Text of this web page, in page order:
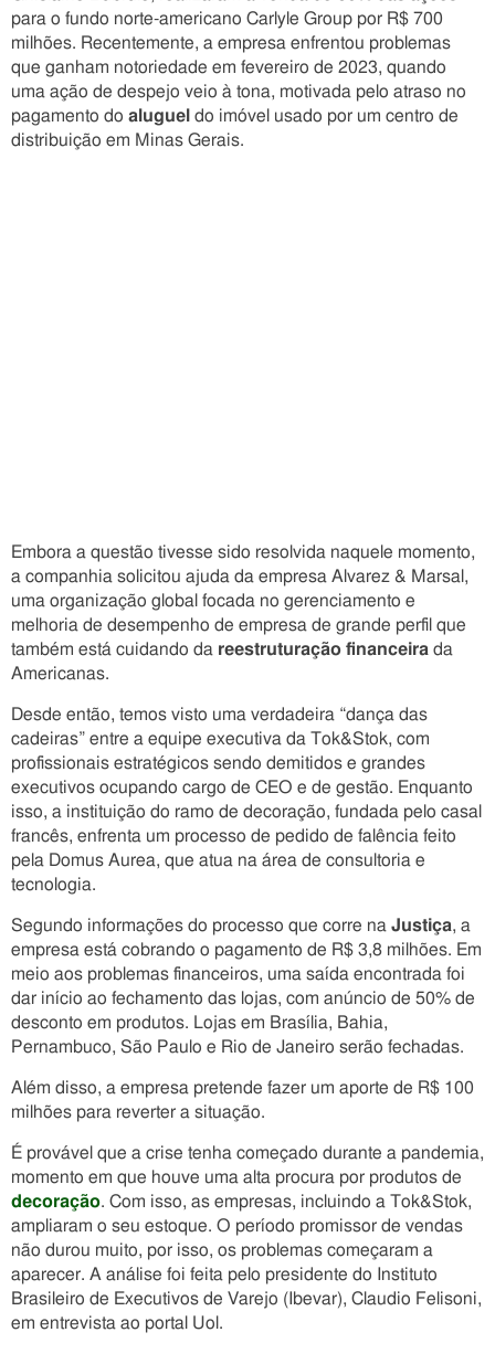
para o fundo norte-americano Carlyle Group por R$ 700
milhões. Recentemente, a empresa enfrentou problemas
que ganham notoriedade em fevereiro de 2023, quando
uma ação de despejo veio à tona, motivada pelo atraso no
pagamento do aluguel do imóvel usado por um centro de
distribuição em Minas Gerais.
Embora a questão tivesse sido resolvida naquele momento,
a companhia solicitou ajuda da empresa Alvarez & Marsal,
uma organização global focada no gerenciamento e
melhoria de desempenho de empresa de grande perfil que
também está cuidando da reestruturação financeira da
Americanas.
Desde então, temos visto uma verdadeira “dança das
cadeiras” entre a equipe executiva da Tok&Stok, com
profissionais estratégicos sendo demitidos e grandes
executivos ocupando cargo de CEO e de gestão. Enquanto
isso, a instituição do ramo de decoração, fundada pelo casal
francês, enfrenta um processo de pedido de falência feito
pela Domus Aurea, que atua na área de consultoria e
tecnologia.
Segundo informações do processo que corre na Justiça, a
empresa está cobrando o pagamento de R$ 3,8 milhões. Em
meio aos problemas financeiros, uma saída encontrada foi
dar início ao fechamento das lojas, com anúncio de 50% de
desconto em produtos. Lojas em Brasília, Bahia,
Pernambuco, São Paulo e Rio de Janeiro serão fechadas.
Além disso, a empresa pretende fazer um aporte de R$ 100
milhões para reverter a situação.
É provável que a crise tenha começado durante a pandemia,
momento em que houve uma alta procura por produtos de
decoração. Com isso, as empresas, incluindo a Tok&Stok,
ampliaram o seu estoque. O período promissor de vendas
não durou muito, por isso, os problemas começaram a
aparecer. A análise foi feita pelo presidente do Instituto
Brasileiro de Executivos de Varejo (Ibevar), Claudio Felisoni,
em entrevista ao portal Uol.